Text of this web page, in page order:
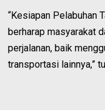
“Kesiapan Pelabuhan
berharap masyarakat
perjalanan, baik
transportasi lainnya,”